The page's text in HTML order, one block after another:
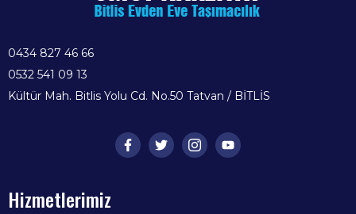
0434 827 46 66
0532 541 09 13
Kültür Mah. Bitlis Yolu Cd. No.50 Tatvan / BİTLİS
Hizmetlerimiz